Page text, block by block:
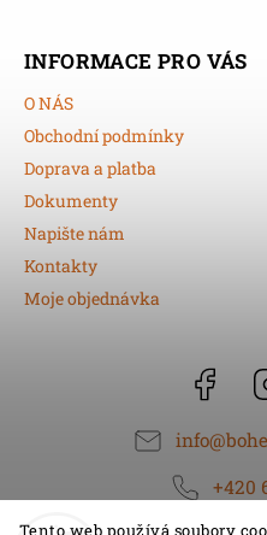
Tento web používá soubory
INFORMACE PRO VÁS
O NÁS
Obchodní podmínky
Doprava a platba
Dokumenty
Napište nám
Kontakty
Moje objednávka
info@
+420